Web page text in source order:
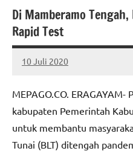
Di Mamberamo
Rapid Test
10 Juli 2020
MEPAGO
No
MEPAGO.CO.
kabupaten Pemerintah
untuk membantu
Tunai (BLT) ditengah